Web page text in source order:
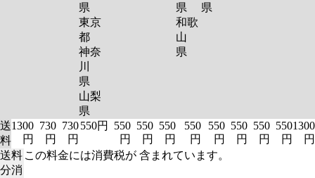
県
東京
都
神奈
川
県
山梨
県
県
和歌
山
県
県
送
料
1300
円
730
円
730
円
550円
550
円
550
円
550
円
550
円
550
円
550
円
550
円
550
円
1300
円
送料
分消
この料金には消費税が 含まれています。